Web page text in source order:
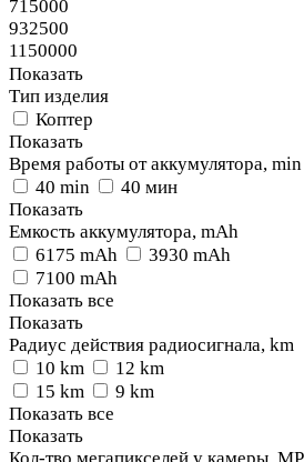
715000
932500
1150000
Показать
Тип изделия
Коптер
Показать
Время работы от аккумулятора, min
40 min
40 мин
Показать
Емкость аккумулятора, mAh
6175 mAh
3930 mAh
7100 mAh
Показать все
Показать
Радиус действия радиосигнала, km
10 km
12 km
15 km
9 km
Показать все
Показать